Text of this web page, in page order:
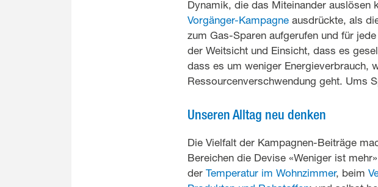
Dynamik, die das Miteinander auslösen
Vorgänger-Kampagne ausdrückte, als
zum Gas-Sparen aufgerufen und für
der Weitsicht und Einsicht, dass es
dass es um weniger Energieverbrauch,
Ressourcenverschwendung geht. Ums
Unseren Alltag neu denken
Die Vielfalt der Kampagnen-Beiträge
Bereichen die Devise «Weniger ist
der Temperatur im Wohnzimmer, beim